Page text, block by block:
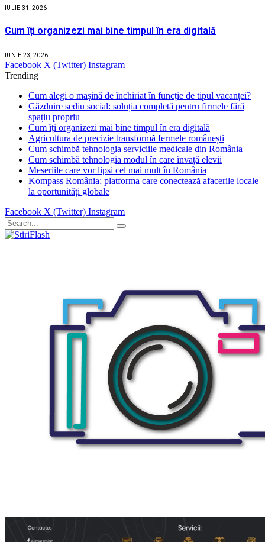
IULIE 31, 2026
Cum îți organizezi mai bine timpul în era digitală
IUNIE 23, 2026
Facebook X (Twitter) Instagram
Trending
Cum alegi o mașină de închiriat în funcție de tipul vacanței?
Găzduire sediu social: soluția completă pentru firmele fără
spațiu propriu
Cum îți organizezi mai bine timpul în era digitală
Agricultura de precizie transformă fermele românești
Cum schimbă tehnologia serviciile medicale din România
Cum schimbă tehnologia modul în care învață elevii
Meseriile care vor lipsi cel mai mult în România
Kompass România: platforma care conectează afacerile locale
la oportunități globale
Facebook X (Twitter) Instagram